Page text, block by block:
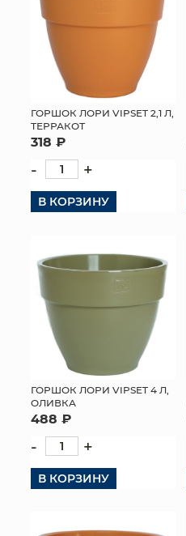
ГОРШОК ЛОРИ VIPSET 2,1 Л,
ТЕРРАКОТ
318 ₽
- +
В КОРЗИНУ
ГОРШОК ЛОРИ VIPSET 4 Л,
ОЛИВКА
488 ₽
- +
В КОРЗИНУ